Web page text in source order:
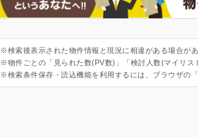
※検索後表示された物件情報と現況に相違がある場合が
※物件ごとの「見られた数(PV数)」「検討人数(マイリス
※検索条件保存・読込機能を利用するには、ブラウザの